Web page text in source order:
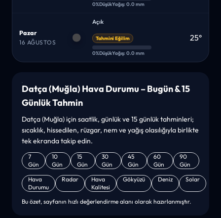
0%DüşükYağış: 0.0 mm
Pazar
16 AĞUSTOS
Açık
Tahmini Eğilim
0%DüşükYağış: 0.0 mm
25°
Datça (Muğla) Hava Durumu – Bugün & 15
Günlük Tahmin
Datça (Muğla) için saatlik, günlük ve 15 günlük tahminleri;
sıcaklık, hissedilen, rüzgar, nem ve yağış olasılığıyla birlikte
tek ekranda takip edin.
7
Gün
10
Gün
15
Gün
30
Gün
45
Gün
60
Gün
90
Gün
Hava
Durumu
Radar
Hava
Kalitesi
Gökyüzü Deniz Solar
Bu özet, sayfanın hızlı değerlendirme alanı olarak hazırlanmıştır.